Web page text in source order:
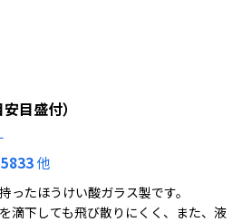
目盛付）
他
ったほうけい酸ガラス製です。
滴下しても飛び散りにくく、また、液